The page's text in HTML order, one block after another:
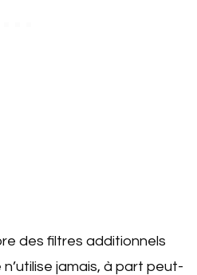
des filtres additionnels
jamais, à part peut-